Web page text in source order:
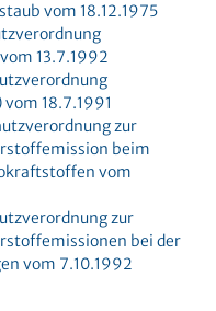
vom 18.12.1975
13.7.1992
18.7.1991
zur
beim
vom
zur
bei der
vom 7.10.1992